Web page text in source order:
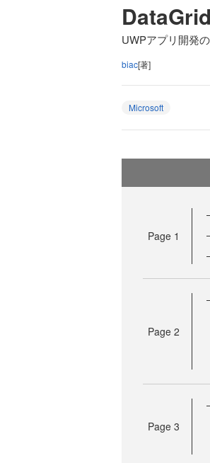
UWPアプリ開発
biac[著]
Microsoft
Page 1
Page 2
Page 3